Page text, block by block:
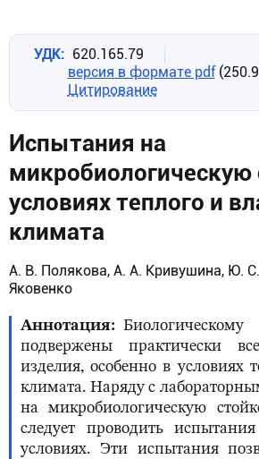
УДК
620.165.79
версия в формате pdf
Цитирование
Испытания на
микробиологическую
условиях теплого и
климата
А. В. Полякова, А. А. Кривушина, Ю.
Яковенко
Аннотация
подвержены практически
изделия, особенно в условиях
климата. Наряду с
на микробиологическую
следует проводить
условиях. Эти испытания